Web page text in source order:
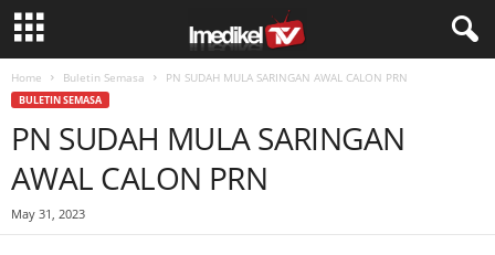
Home Buletin Semasa PN SUDAH MULA SARINGAN AWAL CALON PRN
BULETIN SEMASA
PN SUDAH MULA SARINGAN
AWAL CALON PRN
May 31, 2023